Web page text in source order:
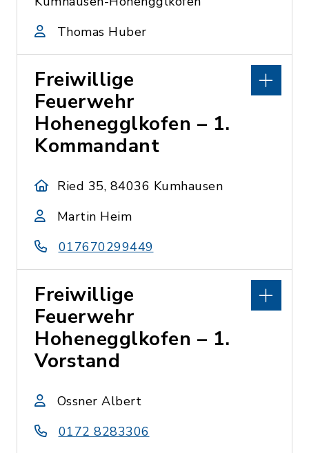
Thomas Huber
Freiwillige
Feuerwehr
Hohenegglkofen – 1.
Kommandant
Ried 35, 84036 Kumhausen
Martin Heim
017670299449
Freiwillige
Feuerwehr
Hohenegglkofen – 1.
Vorstand
Ossner Albert
0172 8283306